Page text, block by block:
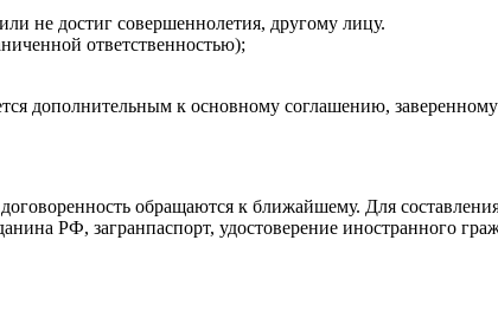
не достиг совершеннолетия, другому лицу.
ответственностью);
дополнительным к основному соглашению,
обращаются к ближайшему. Для
РФ, загранпаспорт, удостоверение иностранного